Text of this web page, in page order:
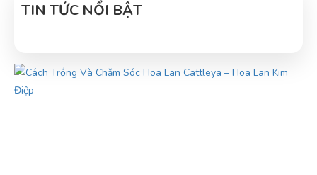
VÀI NGÀY TRƯỚC
TIN TỨC NỔI BẬT